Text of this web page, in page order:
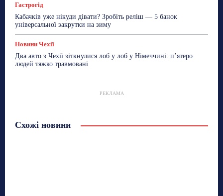
Гастрогід
Кабачків уже нікуди дівати? Зробіть реліш — 5 банок
універсальної закрутки на зиму
Новини Чехії
Два авто з Чехії зіткнулися лоб у лоб у Німеччині: п’ятеро
людей тяжко травмовані
РЕКЛАМА
Схожі новини